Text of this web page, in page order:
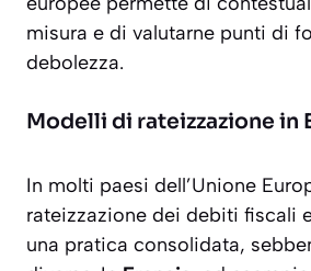
misura e di valutarne punti di
debolezza.
Modelli di rateizzazione in
In molti paesi dell’Unione
rateizzazione dei debiti fiscali
una pratica consolidata,